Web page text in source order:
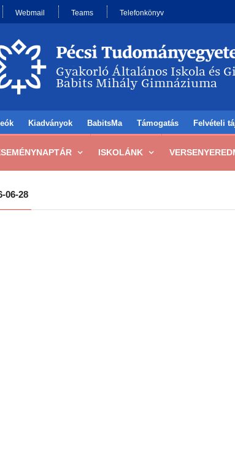
Webmail Teams Telefonkönyv
Kiadványok BabitsMa Támogatás Felvételi
ISKOLÁNK
06-28